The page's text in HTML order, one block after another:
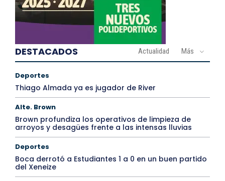
DESTACADOS Actualidad Más
Deportes
Thiago Almada ya es jugador de River
Alte. Brown
Brown profundiza los operativos de limpieza de
arroyos y desagües frente a las intensas lluvias
Deportes
Boca derrotó a Estudiantes 1 a 0 en un buen partido
del Xeneize